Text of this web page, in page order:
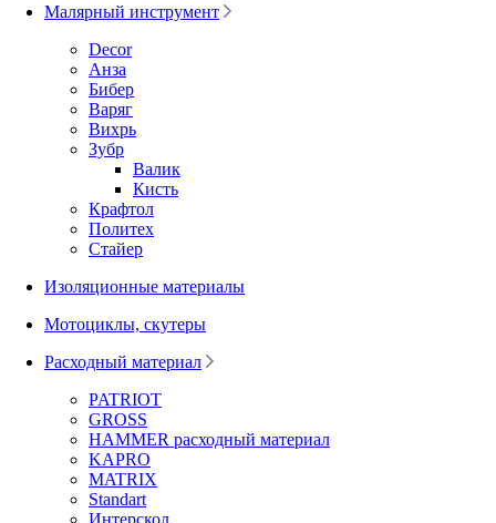
Малярный инструмент
Decor
Анза
Бибер
Варяг
Вихрь
Зубр
Валик
Кисть
Крафтол
Политех
Стайер
Изоляционные материалы
Мотоциклы, скутеры
Расходный материал
PATRIOT
GROSS
HAMMER расходный материал
KAPRO
MATRIX
Standart
Интерскол